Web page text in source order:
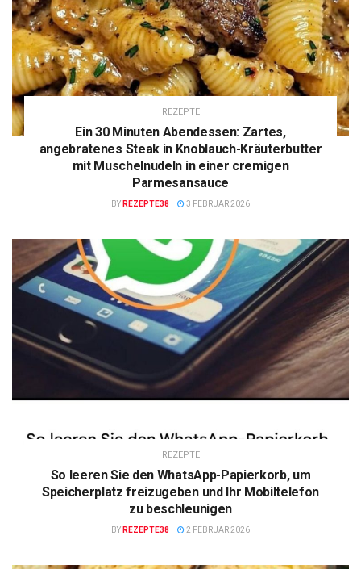
REZEPTE
Ein 30 Minuten Abendessen: Zartes,
angebratenes Steak in Knoblauch-Kräuterbutter
mit Muschelnudeln in einer cremigen
Parmesansauce
BY REZEPTE38 3 FEBRUAR 2026
REZEPTE
So leeren Sie den WhatsApp-Papierkorb, um
Speicherplatz freizugeben und Ihr Mobiltelefon
zu beschleunigen
BY REZEPTE38 2 FEBRUAR 2026